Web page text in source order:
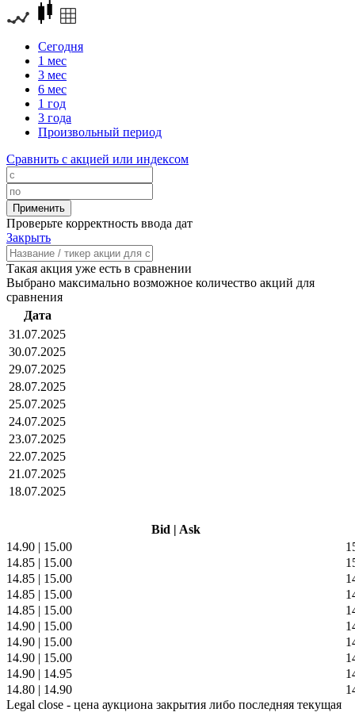
Сегодня
1 мес
3 мес
6 мес
1 год
3 года
Произвольный период
Сравнить с акцией или индексом
Проверьте корректность ввода дат
Закрыть
Такая акция уже есть в сравнении
Выбрано максимально возможное количество акций для
сравнения
Дата
31.07.2025
30.07.2025
29.07.2025
28.07.2025
25.07.2025
24.07.2025
23.07.2025
22.07.2025
21.07.2025
18.07.2025
Bid | Ask
14.90 | 15.00
14.85 | 15.00
14.85 | 15.00
14.85 | 15.00
14.85 | 15.00
14.90 | 15.00
14.90 | 15.00
14.90 | 15.00
14.90 | 14.95
14.80 | 14.90
Legal close - цена аукциона закрытия либо последняя текущая